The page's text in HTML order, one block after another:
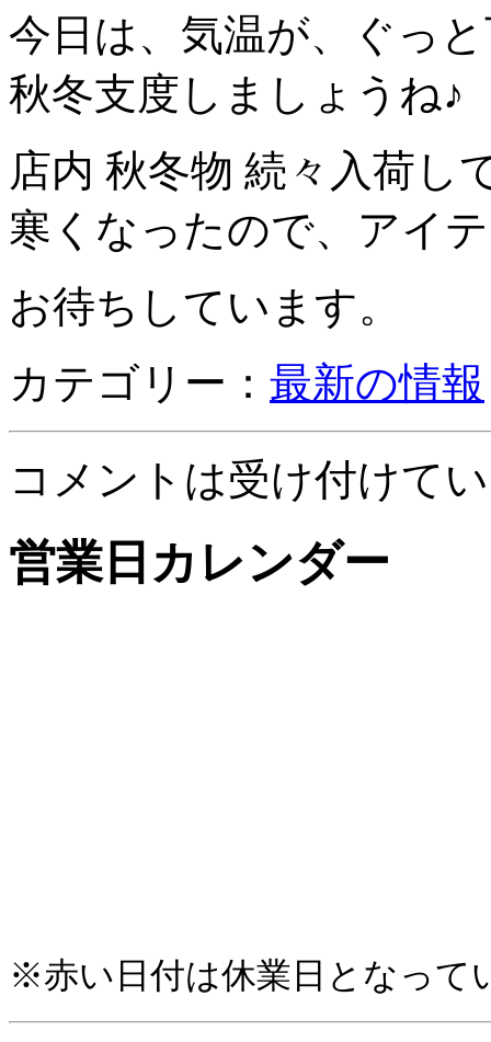
今日は、気温が、ぐっ
秋冬支度しましょうね♪
店内 秋冬物 続々入荷し
寒くなったので、アイ
お待ちしています。
カテゴリー： 最新の情報
コメントは受け付けて
営業日カレンダー
※赤い日付は休業日となって